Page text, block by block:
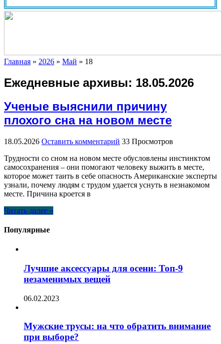
Главная » 2026 » Май » 18
Ежедневные архивы: 18.05.2026
Ученые выяснили причину
плохого сна на новом месте
18.05.2026 Оставить комментарий 33 Просмотров
Трудности со сном на новом месте обусловлены инстинктом
самосохранения – они помогают человеку выжить в месте,
которое может таить в себе опасность Американские эксперты
узнали, почему людям с трудом удается уснуть в незнакомом
месте. Причина кроется в
Читать далее »
Популярные
Лучшие аксессуары для осени: Топ-9
незаменимых вещей
06.02.2023
Мужские трусы: на что обратить внимание
при выборе?